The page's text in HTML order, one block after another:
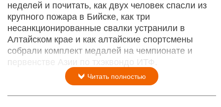
неделей и почитать, как двух человек спасли из
крупного пожара в Бийске, как три
несанкционированные свалки устранили в
Алтайском крае и как алтайские спортсмены
собрали комплект медалей на чемпионате и
первенстве Азии по тхэквондо ИТФ.
Читать полностью